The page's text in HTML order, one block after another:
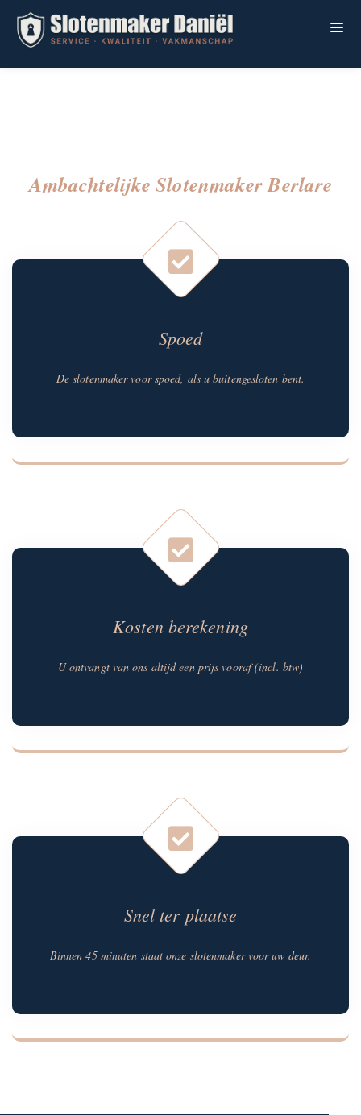
Ambachtelijke Slotenmaker Berlare
Spoed
De slotenmaker voor spoed, als u buitengesloten bent.
Kosten berekening
U ontvangt van ons altijd een prijs vooraf (incl. btw)
Snel ter plaatse
Binnen 45 minuten staat onze slotenmaker voor uw deur.